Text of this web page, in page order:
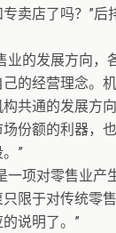
卖店了吗？”后
业的发展方向，
的经营理念。
共通的发展方
份额的利器，
”
一项对零售业产
限于对传统零
说明了。”